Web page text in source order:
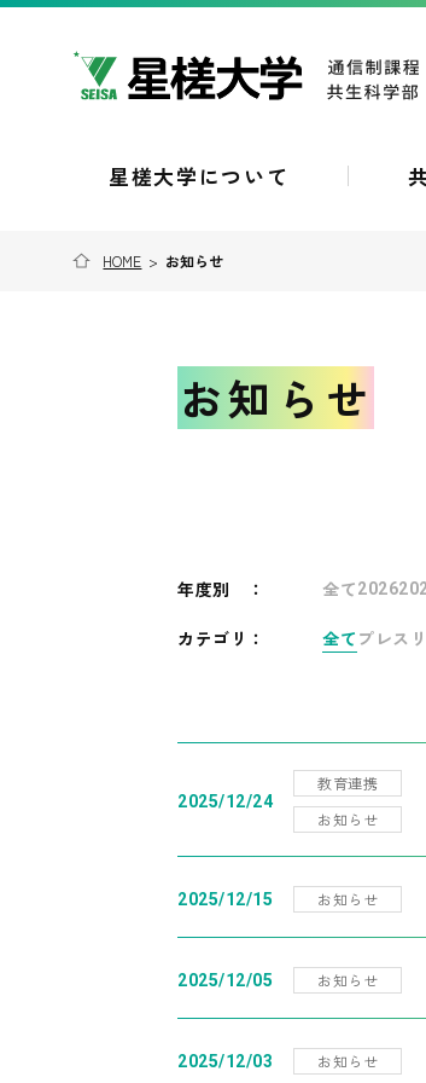
星槎大学について
HOME > お知らせ
お知らせ
年度別 ： 全て2026
カテゴリ： 全て プレス
2025/12/24
教育連携
お知らせ
2025/12/15 お知らせ
2025/12/05 お知らせ
2025/12/03 お知らせ